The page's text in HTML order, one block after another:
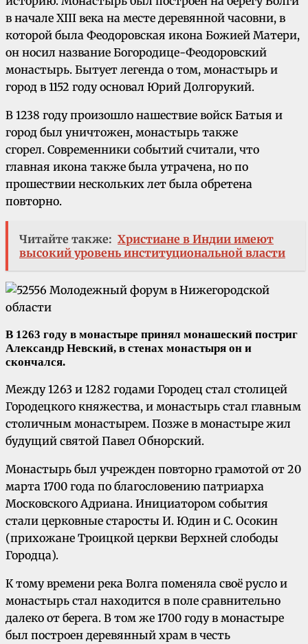
в начале XIII века на месте деревянной часовни, в
которой была Феодоровская икона Божией Матери,
он носил название Богородице-Феодоровский
монастырь. Бытует легенда о том, монастырь и
город в 1152 году основал Юрий Долгорукий.
В 1238 году произошло нашествие войск Батыя и
город был уничтожен, монастырь также
сгорел. Современники событий считали, что
главная икона также была утрачена, но по
прошествии нескольких лет была обретена
повторно.
Читайте также: Христиане в Индии имеют
высокий уровень институциональной власти
В 1263 году в монастыре принял монашеский постриг
Александр Невский, в стенах монастыря он и
скончался.
Между 1263 и 1282 годами Городец стал столицей
Городецкого княжества, и монастырь стал главным
столичным монастырем. Позже в монастыре жил
будущий святой Павел Обнорский.
Монастырь был учрежден повторно грамотой от 20
марта 1700 года по благословению патриарха
Московского Адриана. Инициатором события
стали церковные старосты И. Юдин и С. Осокин
(прихожане Троицкой церкви Верхней слободы
Городца).
К тому времени река Волга поменяла своё русло и
монастырь стал находится в поле сравнительно
далеко от берега. В том же 1700 году в монастыре
был построен деревянный храм в честь